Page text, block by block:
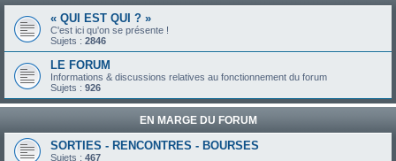
« QUI EST QUI ? »
C'est ici qu'on se présente !
Sujets : 2846
LE FORUM
Informations & discussions relatives au fonctionnement du forum
Sujets : 926
EN MARGE DU FORUM
SORTIES - RENCONTRES - BOURSES
Sujets : 467